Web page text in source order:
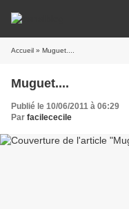
Accueil » Muguet....
Muguet....
Publié le 10/06/2011 à 06:29
Par facilececile